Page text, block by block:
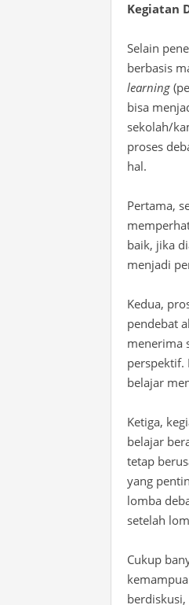
Kegiatan
Selain
berbasis
learning
bisa
sekolah/
proses
hal.
Pertama,
baik, jika
menjadi
Kedua,
pendebat
menerima
perspektif.
belajar
Ketiga,
belajar
tetap
yang
lomba
setelah
Cukup